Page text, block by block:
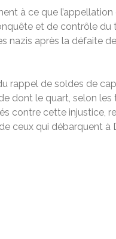
à ce que
et de contrôle du
nazis après la défaite
rappel de soldes de
dont le quart, selon
contre cette injustice,
ceux qui débarquent à